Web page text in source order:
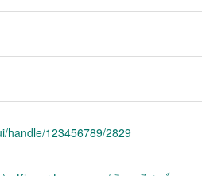
handle/123456789/2829